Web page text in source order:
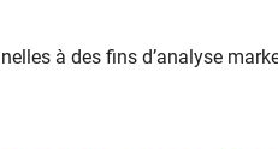
à des fins d’analyse